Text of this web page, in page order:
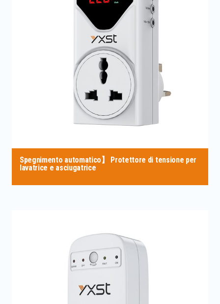
Spegnimento automatico】 Protettore di tensione per
lavatrice e asciugatrice